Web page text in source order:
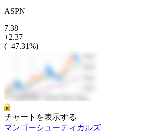
ASPN
7.38
+2.37
(+47.31%)
チャートを表示する
マンゴーシューティカルズ